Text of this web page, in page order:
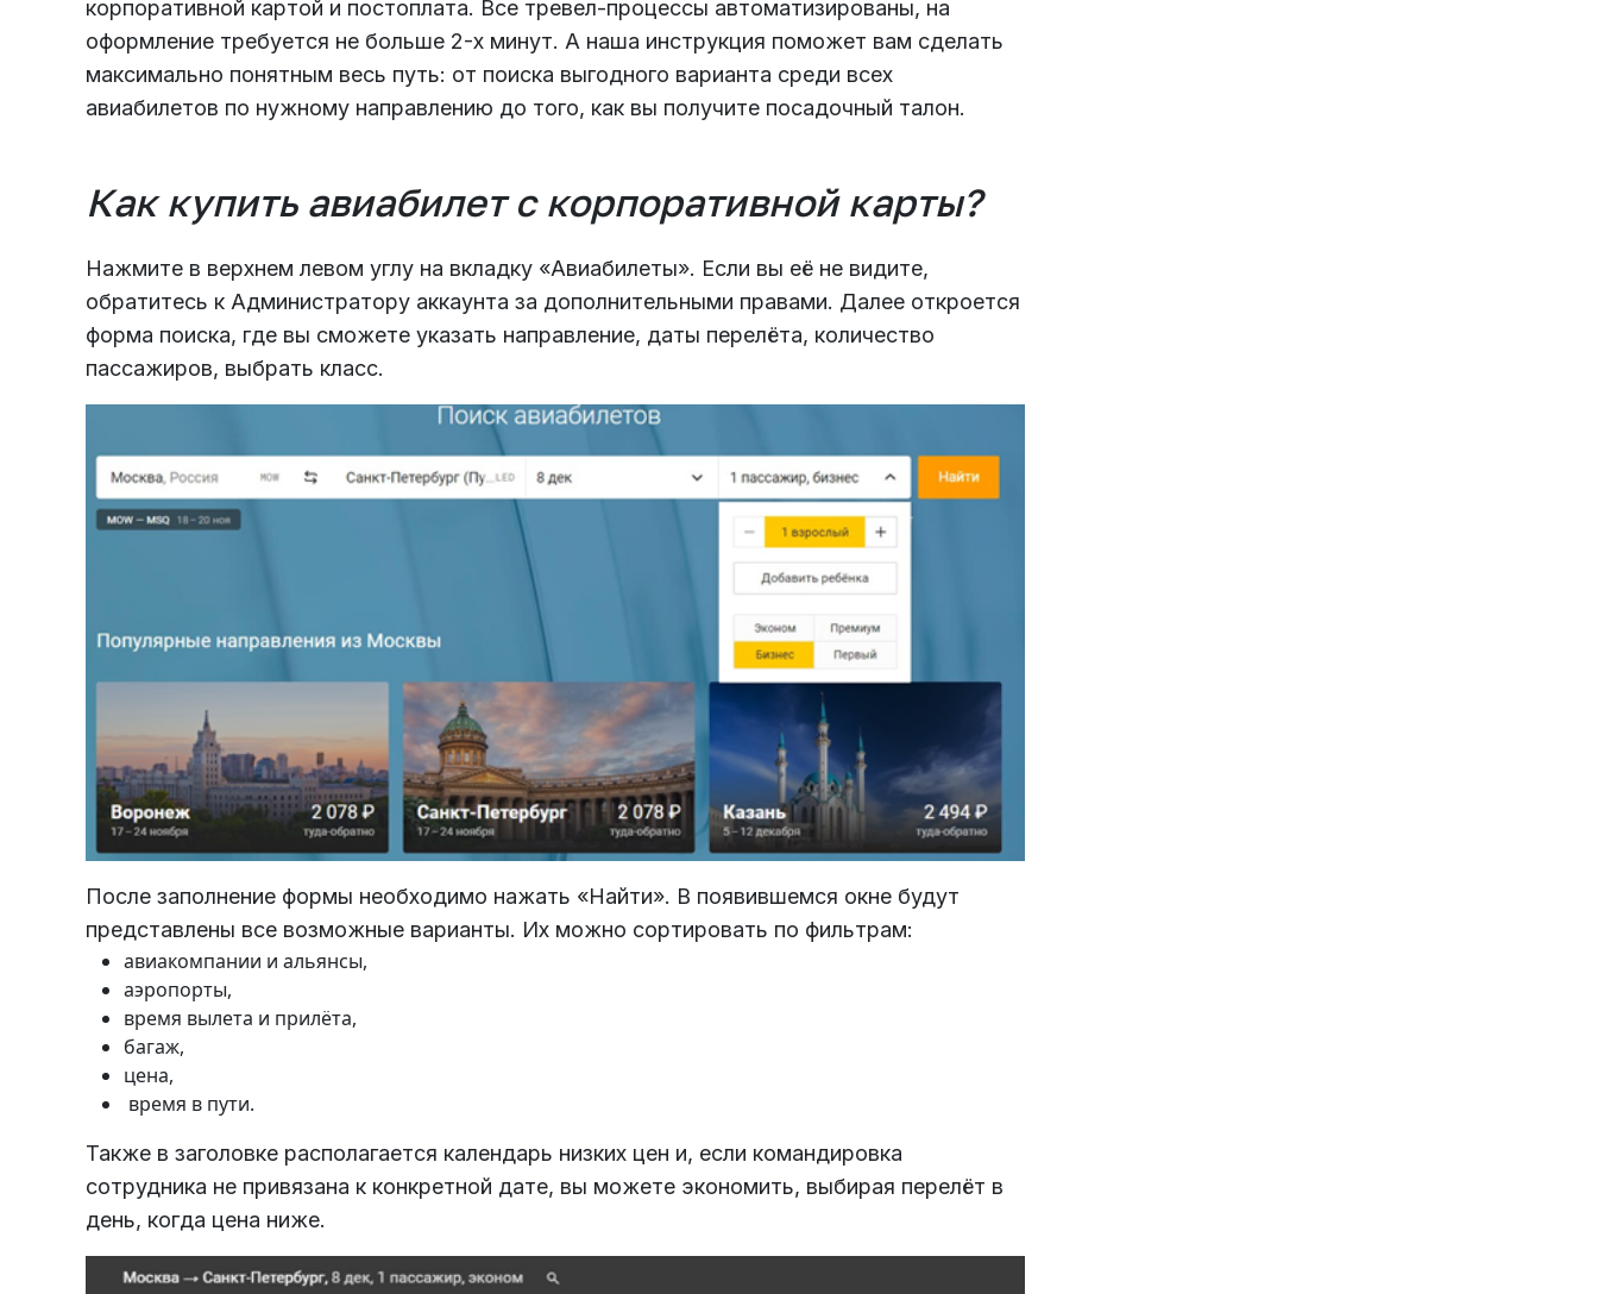
корпоративной картой и постоплата. Все тревел-процессы автоматизированы, на
оформление требуется не больше 2-х минут. А наша инструкция поможет вам сделать
максимально понятным весь путь: от поиска выгодного варианта среди всех
авиабилетов по нужному направлению до того, как вы получите посадочный талон.
Как купить авиабилет с корпоративной карты?
Нажмите в верхнем левом углу на вкладку «Авиабилеты». Если вы её не видите,
обратитесь к Администратору аккаунта за дополнительными правами. Далее откроется
форма поиска, где вы сможете указать направление, даты перелёта, количество
пассажиров, выбрать класс.
После заполнение формы необходимо нажать «Найти». В появившемся окне будут
представлены все возможные варианты. Их можно сортировать по фильтрам:
авиакомпании и альянсы,
аэропорты,
время вылета и прилёта,
багаж,
цена,
время в пути.
Также в заголовке располагается календарь низких цен и, если командировка
сотрудника не привязана к конкретной дате, вы можете экономить, выбирая перелёт в
день, когда цена ниже.